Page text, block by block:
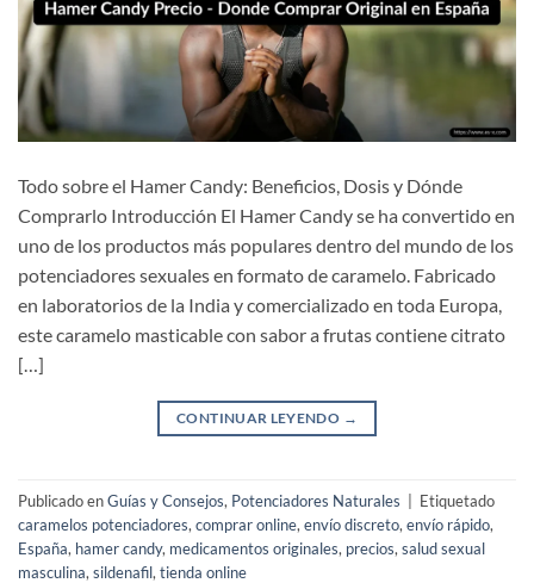
Todo sobre el Hamer Candy: Beneficios, Dosis y Dónde
Comprarlo Introducción El Hamer Candy se ha convertido en
uno de los productos más populares dentro del mundo de los
potenciadores sexuales en formato de caramelo. Fabricado
en laboratorios de la India y comercializado en toda Europa,
este caramelo masticable con sabor a frutas contiene citrato
[…]
CONTINUAR LEYENDO →
Publicado enGuías y Consejos, Potenciadores Naturales
Etiquetado
caramelos potenciadores, comprar online, envío discreto, envío rápido,
España, hamer candy, medicamentos originales, precios, salud sexual
masculina, sildenafil, tienda online